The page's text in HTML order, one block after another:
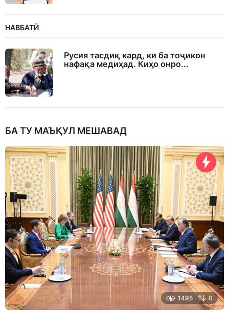
НАВБАТӢ
Русия тасдиқ кард, ки ба тоҷикон
нафақа медиҳад. Киҳо онро...
БА ТУ МАЪҚУЛ МЕШАВАД
1495 0